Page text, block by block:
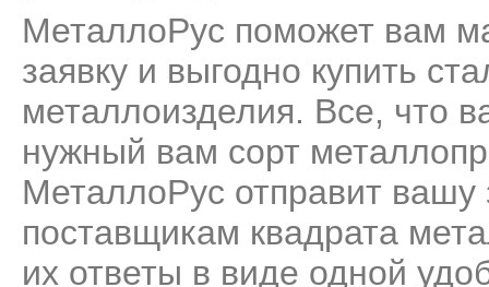
МеталлоРус поможет вам
заявку и выгодно купить
металлоизделия. Все, что
нужный вам сорт
МеталлоРус отправит
поставщикам квадрата
их ответы в виде одной